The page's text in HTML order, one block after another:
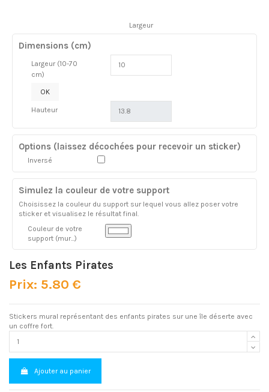
Largeur
Dimensions (cm)
Largeur (10-70
cm)
OK
Hauteur
Options (laissez décochées pour recevoir un sticker)
Inversé
Simulez la couleur de votre support
Choisissez la couleur du support sur lequel vous allez poser votre
sticker et visualisez le résultat final.
Couleur de votre
support (mur...)
Les Enfants Pirates
Prix: 5.80 €
Stickers mural représentant des enfants pirates sur une île déserte avec
un coffre fort.
Ajouter au panier